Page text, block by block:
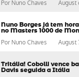
Por Nuno Chaves August
Nuno Borges já tem
no Masters 1000 de
PorNuno Chaves August
Tritália! Cobolli vence
Davis seguida a Itália